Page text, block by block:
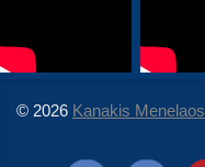
© 2026 Kanakis Menelaos